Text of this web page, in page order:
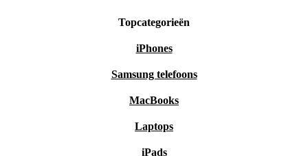
Topcategorieën
iPhones
Samsung telefoons
MacBooks
Laptops
iPads